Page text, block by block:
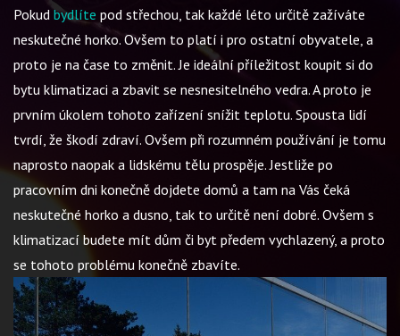
Pokud bydlíte pod střechou, tak každé léto určitě zažíváte
neskutečné horko. Ovšem to platí i pro ostatní obyvatele, a
proto je na čase to změnit. Je ideální příležitost koupit si do
bytu klimatizaci a zbavit se nesnesitelného vedra. A proto je
prvním úkolem tohoto zařízení snížit teplotu. Spousta lidí
tvrdí, že škodí zdraví. Ovšem při rozumném používání je tomu
naprosto naopak a lidskému tělu prospěje. Jestliže po
pracovním dni konečně dojdete domů a tam na Vás čeká
neskutečné horko a dusno, tak to určitě není dobré. Ovšem s
klimatizací budete mít dům či byt předem vychlazený, a proto
se tohoto problému konečně zbavíte.